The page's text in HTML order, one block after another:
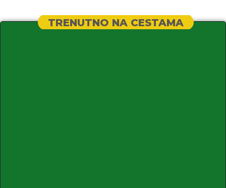
TRENUTNO NA CESTAMA